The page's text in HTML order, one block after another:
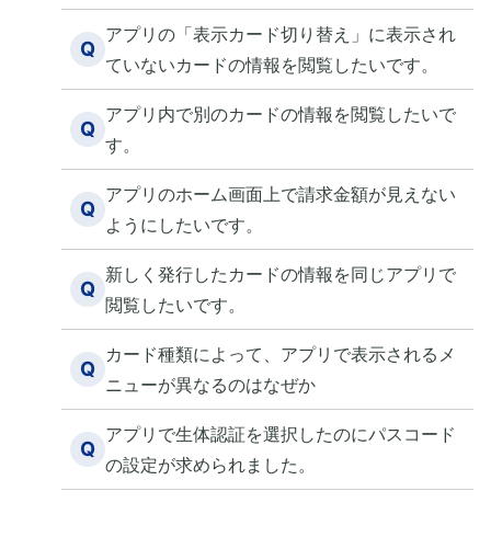
Q
アプリの「表示カード切り替え」に表示され
ていないカードの情報を閲覧したいです。
Q
アプリ内で別のカードの情報を閲覧したいで
す。
Q
アプリのホーム画面上で請求金額が見えない
ようにしたいです。
Q
新しく発行したカードの情報を同じアプリで
閲覧したいです。
Q
カード種類によって、アプリで表示されるメ
ニューが異なるのはなぜか
Q
アプリで生体認証を選択したのにパスコード
の設定が求められました。